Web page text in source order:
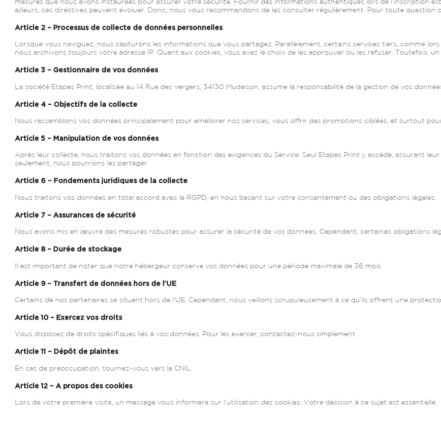
ailleurs, ces directives peuvent évoluer. Donc, nous vous recommandons de les consulter régulièrement. Pour toute question
Article 2 – Processus de collecte de données personnelles
Lorsque vous naviguez, nous capturons les informations que vous partagez. Parallèlement, certains services tiers, comme
nous archivons toujours votre adresse IP. Quant aux cookies, vous avez le choix de les approuver ou les refuser. Toutefois,
Article 3 – Gestionnaire de vos données
La société Etapes Print, localisée au 14 Rue des vergers, 34130 Mudaison, assume la responsabilité de la gestion de vos
Article 4 – Objectifs de la collecte
Nous rassemblons vos données principalement pour améliorer nos services, vous offrir des promotions ciblées, et surtout
Article 5 – Manipulation de vos données
Après leur collecte, nous traitons vos données en fonction des exigences du Service. Seul Etapes Print y accède, assurant
seulement, nous pourrions les partager.
Article 6 – Fondements juridiques de la collecte
Nous traitons vos données en total accord avec le RGPD, en nous basant sur votre consentement ou des obligations légales.
Article 7 – Assurances de sécurité
Nous avons mis en œuvre des mesures robustes pour assurer la sécurité de vos données. Cependant, certaines obligations
Article 8 – Durée de stockage
Il est important de noter que notre hébergeur conserve vos données pour une période maximale de 36 mois.
Article 9 – Transfert de données hors de l’UE
Certains de nos partenaires se situent hors de l’UE. Cependant, nous veillons scrupuleusement à ce qu’ils offrent une
Article 10 – Exercez vos droits
Vous disposez de droits spécifiques liés à vos données. Pour les exercer, contactez-nous simplement.
Article 11 – Dépôt de plaintes
En cas de préoccupation, tournez-vous vers la CNIL.
Article 12 – A propos des cookies
Lors de votre première visite, un message vous informera sur l’utilisation des cookies. Votre décision à ce sujet est essentielle.